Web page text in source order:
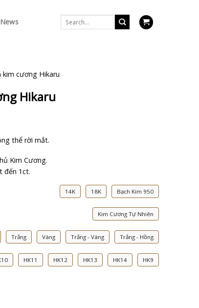
News
Search
for:
kim cương Hikaru
Hikaru
thể rời mắt.
Kim Cương.
đến 1ct.
14K 18K Bạch Kim 950
Kim Cương Tự Nhiên
Trắng Vàng Trắng - Vàng Trắng - Hồng
HK11 HK12 HK13 HK14 HK9